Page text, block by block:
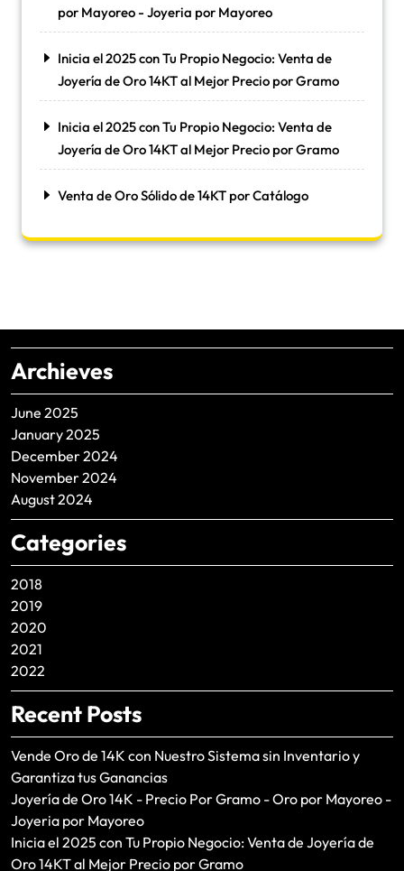
por Mayoreo - Joyeria por Mayoreo
Inicia el 2025 con Tu Propio Negocio: Venta de
Joyería de Oro 14KT al Mejor Precio por Gramo
Inicia el 2025 con Tu Propio Negocio: Venta de
Joyería de Oro 14KT al Mejor Precio por Gramo
Venta de Oro Sólido de 14KT por Catálogo
Archieves
June 2025
January 2025
December 2024
November 2024
August 2024
Categories
2018
2019
2020
2021
2022
Recent Posts
Vende Oro de 14K con Nuestro Sistema sin Inventario y
Garantiza tus Ganancias
Joyería de Oro 14K - Precio Por Gramo - Oro por Mayoreo -
Joyeria por Mayoreo
Inicia el 2025 con Tu Propio Negocio: Venta de Joyería de
Oro 14KT al Mejor Precio por Gramo